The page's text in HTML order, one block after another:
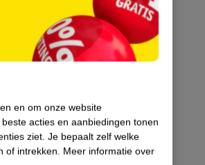
en om onze website
acties en aanbiedingen tonen
ziet. Je bepaalt zelf welke
of intrekken. Meer informatie over